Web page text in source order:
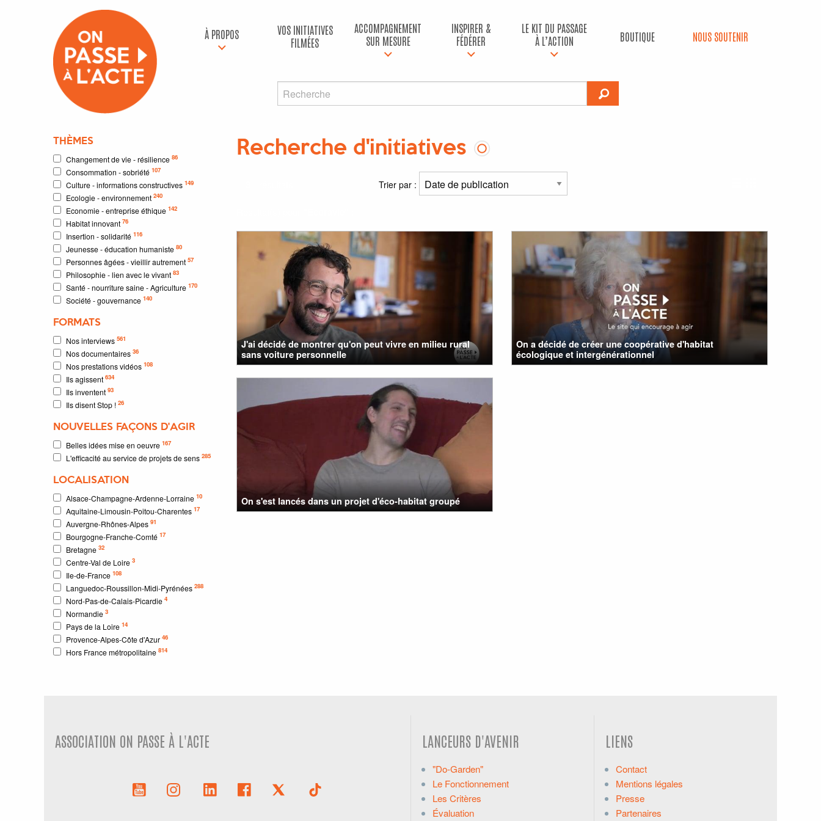
À PROPOS
VOS INITIATIVES
FILMÉES
ACCOMPAGNEMENT
SUR MESURE
INSPIRER &
FÉDÉRER
LE KIT DU PASSAGE
À L’ACTION
BOUTIQUE NOUS SOUTENIR
THÈMES
Changement de vie - résilience 86
Consommation - sobriété 107
Culture - informations constructives 149
Ecologie - environnement 240
Economie - entreprise éthique 142
Habitat innovant 76
Insertion - solidarité 116
Jeunesse - éducation humaniste 80
Personnes âgées - vieillir autrement 57
Philosophie - lien avec le vivant 83
Santé - nourriture saine - Agriculture 170
Société - gouvernance 140
FORMATS
Nos interviews 561
Nos documentaires 36
Nos prestations vidéos 108
Ils agissent 634
Ils inventent 93
Ils disent Stop ! 26
NOUVELLES FAÇONS D'AGIR
Belles idées mise en oeuvre 167
L'efficacité au service de projets de sens 285
LOCALISATION
Alsace-Champagne-Ardenne-Lorraine 10
Aquitaine-Limousin-Poitou-Charentes 17
Auvergne-Rhônes-Alpes 91
Bourgogne-Franche-Comté 17
Bretagne 32
Centre-Val de Loire 3
Ile-de-France 108
Languedoc-Roussillon-Midi-Pyrénées 288
Nord-Pas-de-Calais-Picardie 4
Normandie 3
Pays de la Loire 14
Provence-Alpes-Côte d'Azur 46
Hors France métropolitaine 814
Recherche d'initiatives
Trier par :
J'ai décidé de montrer qu'on peut vivre en milieu rural
sans voiture personnelle
On a décidé de créer une coopérative d'habitat
écologique et intergénérationnel
On s'est lancés dans un projet d'éco-habitat groupé
ASSOCIATION ON PASSE À L'ACTE LANCEURS D'AVENIR
"Do-Garden"
Le Fonctionnement
Les Critères
Évaluation
LIENS
Contact
Mentions légales
Presse
Partenaires